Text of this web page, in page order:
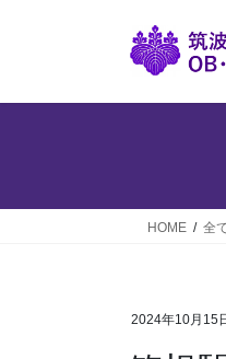
HOME 全
2024年10月15